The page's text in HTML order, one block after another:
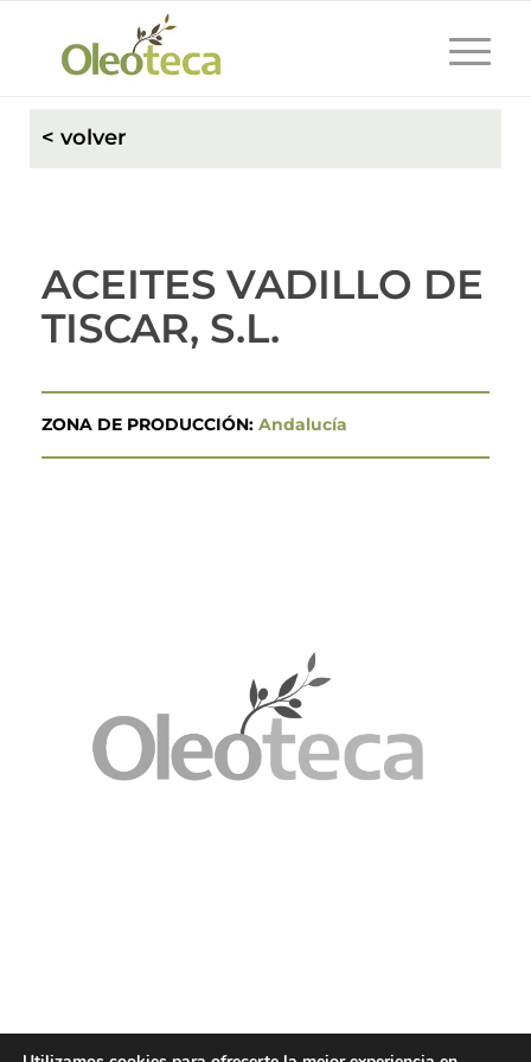
< volver
ACEITES VADILLO DE
TISCAR, S.L.
ZONA DE PRODUCCIÓN: Andalucía